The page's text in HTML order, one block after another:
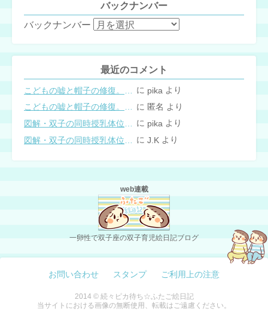
バックナンバー
バックナンバー
最近のコメント
に pika より
こどもの嘘と帽子の修復。キャップのツバが破れた時の直し方 に 匿名 より
図解・双子の同時授乳体位まとめ に pika より
に J.K より
web連載
一卵性で双子座の双子育児絵日記ブログ
お問い合わせ スタンプ ご利用上の注意
2014 © 続々ピカ待ち☆ふたご絵日記
当サイトにおける画像の無断使用、転載はご遠慮ください。